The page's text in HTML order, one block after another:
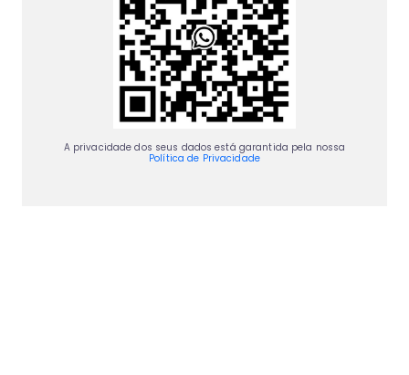
A privacidade dos seus dados está garantida pela nossa
Política de Privacidade